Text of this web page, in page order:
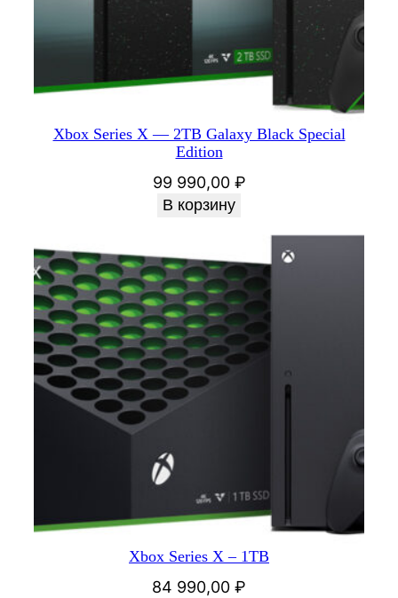
Xbox Series X — 2TB Galaxy Black Special
Edition
99 990,00 ₽
В корзину
Xbox Series X – 1TB
84 990,00 ₽